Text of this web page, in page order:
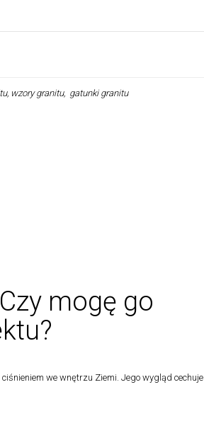
wzory granitu, gatunki granitu
mogę go
we wnętrzu Ziemi. Jego wygląd cechuje